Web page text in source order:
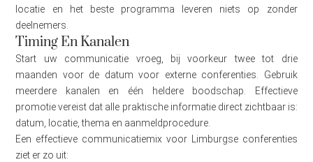
locatie en het beste programma leveren niets op zonder
deelnemers.
Timing En Kanalen
Start uw communicatie vroeg, bij voorkeur twee tot drie
maanden voor de datum voor externe conferenties. Gebruik
meerdere kanalen en één heldere boodschap. Effectieve
promotie vereist dat alle praktische informatie direct zichtbaar is:
datum, locatie, thema en aanmeldprocedure.
Een effectieve communicatiemix voor Limburgse conferenties
ziet er zo uit: